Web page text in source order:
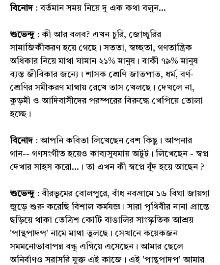
বিনোদ: বর্তমান সময় নিয়ে দু এক কথা বলুন...
শুভেন্দু: কী আর বলব? এখন চুরি, জোচ্চুরির
সামাজিকীকরণ হয়ে গেছে। সততা, স্বচ্ছতা, গণতান্ত্রিক
অধিকার নিয়ে মাথা ঘামান ২১% মানুষ। বাকী ৭৯% মানুষ
ব্যস্ত জীবিকার জন্যে। শাসক শ্রেণি জাতপাত, ধর্ম, বর্ণ-
শ্রেণির সমীকরণ মাথায় রেখে তাস খেলছে। দেখলে না,
কুড়মী ও আদিবাসীদের পরস্পরের বিরুদ্ধে খেপিয়ে তোলা
হচ্ছে।
বিনোদ: আপনি কবিতা লিখেছেন বেশ কিছু। আপনার
গান-- গণসংগীত হয়েও কাব্যসুষমায় অটুট। লিখেছেন - স্বপ্ন
দেখার সাহস করো...। তা এখন কী স্বপ্নে বুঁদ হয়ে আছেন ?
শুভেন্দু: বীরভূমের বোলপুরে, বাঁধ নবগ্রামে ১৬ বিঘা জায়গা
জুড়ে শুরু করেছি বিশাল কর্মযজ্ঞ। সারা পৃথিবীর নানা প্রান্তে
ছড়িয়ে থাকা তেত্রিশ কোটি বাঙালির সাংস্কৃতিক আশ্রয়
'পান্থপাদপ' নামে মাথা তুলছে। সেখানে কয়েকজন
সমমনোভাবাপন্ন বন্ধু এগিয়ে এসেছেন। আমার ছেলে
অনির্বাণও সরাসরি যুক্ত এই কাজে। এই 'পান্থপাদপ' আমার